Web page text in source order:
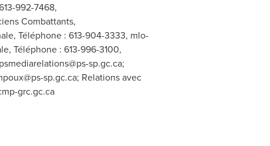
992-7468,
Combattants,
Téléphone : 613-904-3333, mlo-
Téléphone : 613-996-3100,
psmediarelations@ps-sp.gc.ca;
sp.gc.ca; Relations avec
grc.gc.ca